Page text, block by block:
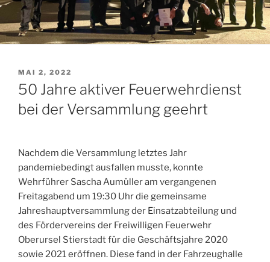
VERÖFFENTLICHT
AM
MAI 2, 2022
50 Jahre aktiver Feuerwehrdienst
bei der Versammlung geehrt
Nachdem die Versammlung letztes Jahr
pandemiebedingt ausfallen musste, konnte
Wehrführer Sascha Aumüller am vergangenen
Freitagabend um 19:30 Uhr die gemeinsame
Jahreshauptversammlung der Einsatzabteilung und
des Fördervereins der Freiwilligen Feuerwehr
Oberursel Stierstadt für die Geschäftsjahre 2020
sowie 2021 eröffnen. Diese fand in der Fahrzeughalle